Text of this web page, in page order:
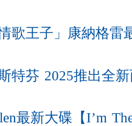
歌王子」康納格雷
特芬 2025推出全新
最新大碟【I’m